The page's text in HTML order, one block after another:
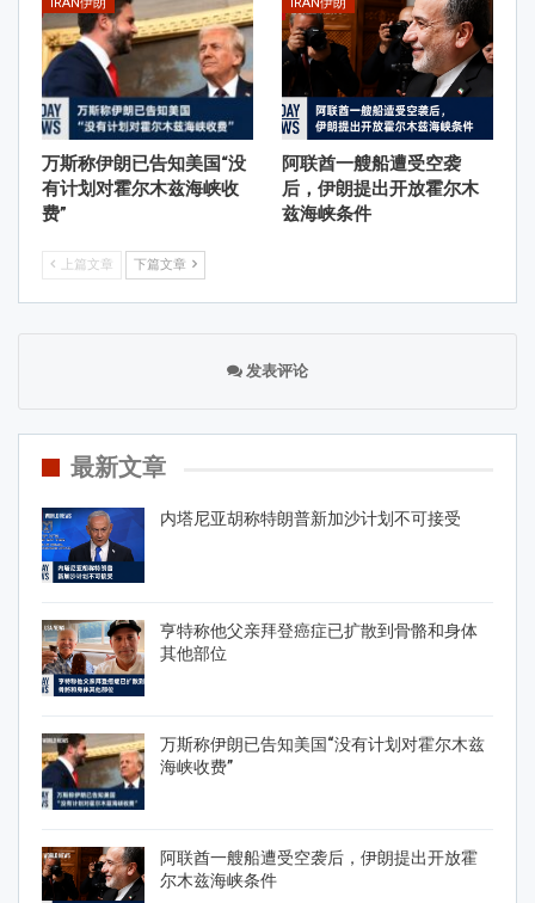
IRAN伊朗
万斯称伊朗已告知美国“没
有计划对霍尔木兹海峡收
费”
IRAN伊朗
阿联酋一艘船遭受空袭
后，伊朗提出开放霍尔木
兹海峡条件
上篇文章 下篇文章
发表评论
最新文章
内塔尼亚胡称特朗普新加沙计划不可接受
亨特称他父亲拜登癌症已扩散到骨骼和身体
其他部位
万斯称伊朗已告知美国“没有计划对霍尔木兹
海峡收费”
阿联酋一艘船遭受空袭后，伊朗提出开放霍
尔木兹海峡条件